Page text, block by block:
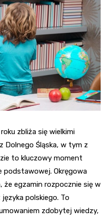
zbliża się wielkimi
Dolnego Śląska, w tym z
to kluczowy moment
podstawowej. Okręgowa
że egzamin rozpocznie się w
języka polskiego. To
zdobytej wiedzy,